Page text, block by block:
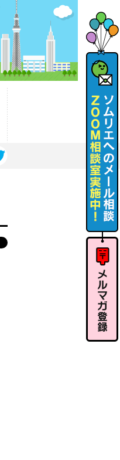
ソムリエ
へのメー
ル相談